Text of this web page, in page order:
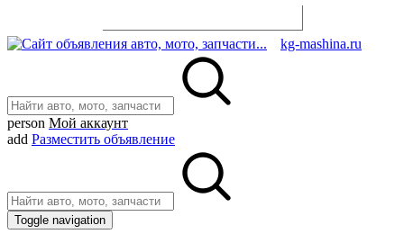
kg-mashina.ru
person Мой аккаунт
add Разместить объявление
Toggle navigation